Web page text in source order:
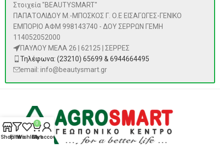
Στοιχεία "BEAUTYSMART"
ΠΑΠΑΤΟΛΙΔΟΥ Μ.-ΜΠΟΣΚΟΣ Γ. Ο.Ε ΕΙΣΑΓΩΓΕΣ-ΓΕΝΙΚΟ
ΕΜΠΟΡΙΟ ΑΦΜ 998143740 - ΔΟΥ ΣΕΡΡΩΝ ΓΕΜΗ
114052052000
ΠΑΥΛΟΥ ΜΕΛΑ 26 | 62125 | ΣΕΡΡΕΣ
Τηλέφωνα: (23210) 65699 & 6944664495
email: info@beautysmart.gr
ShopFiltersWishlist
0
Cart
My account